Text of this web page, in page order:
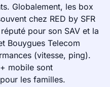
Globalement, les box
chez RED by SFR
pour son SAV et la
Bouygues Telecom
(vitesse, ping).
mobile sont
les familles.